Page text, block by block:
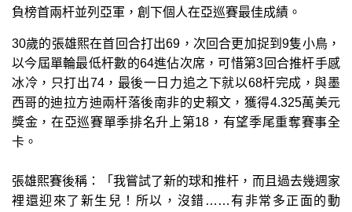
負榜首兩杆並列亞軍，創下個人在亞巡賽最佳成績。
30歲的張雄熙在首回合打出69，次回合更加捉到9隻小鳥，
以今屆單輪最低杆數的64進佔次席，可惜第3回合推杆手感
冰冷，只打出74，最後一日力追之下就以68杆完成，與墨
西哥的迪拉方迪兩杆落後南非的史賴文，獲得4.325萬美元
獎金，在亞巡賽單季排名升上第18，有望季尾重奪賽事全
卡。
張雄熙賽後稱：「我嘗試了新的球和推杆，而且過去幾週家
裡還迎來了新生兒！所以，沒錯……有非常多正面的動